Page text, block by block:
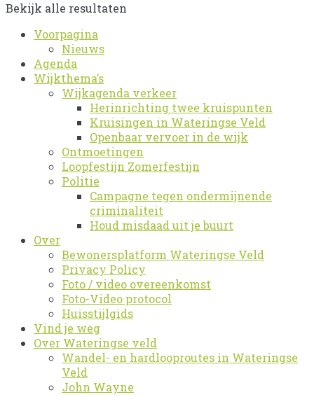
Bekijk alle resultaten
Voorpagina
Nieuws
Agenda
Wijkthema’s
Wijkagenda verkeer
Herinrichting twee kruispunten
Kruisingen in Wateringse Veld
Openbaar vervoer in de wijk
Ontmoetingen
Loopfestijn Zomerfestijn
Politie
Campagne tegen ondermijnende
criminaliteit
Houd misdaad uit je buurt
Over
Bewonersplatform Wateringse Veld
Privacy Policy
Foto / video overeenkomst
Foto-Video protocol
Huisstijlgids
Vind je weg
Over Wateringse veld
Wandel- en hardlooproutes in Wateringse
Veld
John Wayne